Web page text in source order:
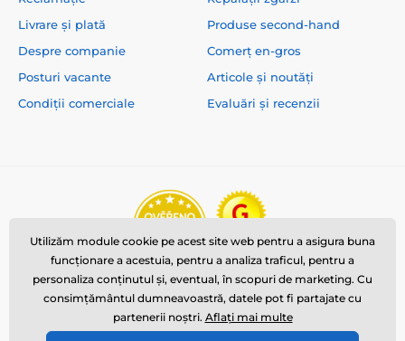
Livrare și plată
Despre companie
Posturi vacante
Condiții comerciale
Produse second-hand
Comerț en-gros
Articole și noutăți
Evaluări și recenzii
Utilizăm module cookie pe acest site web pentru a asigura buna
funcționare a acestuia, pentru a analiza traficul, pentru a
personaliza conținutul și, eventual, în scopuri de marketing. Cu
consimțământul dumneavoastră, datele pot fi partajate cu
partenerii noștri. Aflați mai multe